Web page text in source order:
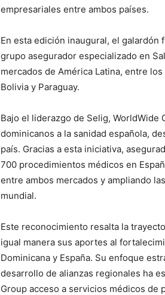
empresariales entre ambos países.
En esta edición inaugural, el galardón
grupo asegurador especializado en
mercados de América Latina, entre
Bolivia y Paraguay.
Bajo el liderazgo de Selig, WorldWide
dominicanos a la sanidad española,
país. Gracias a esta iniciativa,
700 procedimientos médicos en
entre ambos mercados y ampliando
mundial.
Este reconocimiento resalta la
igual manera sus aportes al
Dominicana y España. Su enfoque
desarrollo de alianzas regionales ha
Group acceso a servicios médicos de